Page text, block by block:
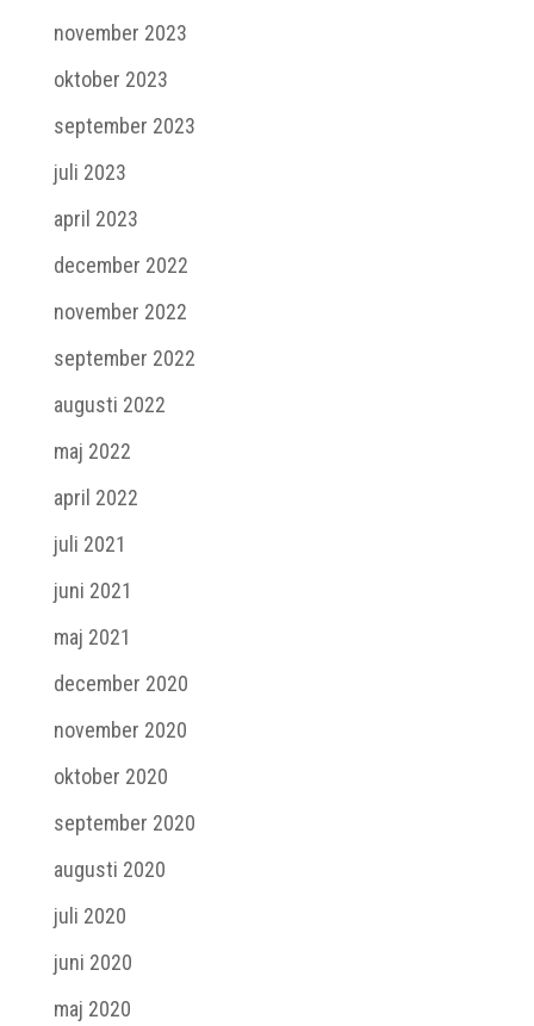
november 2023
oktober 2023
september 2023
juli 2023
april 2023
december 2022
november 2022
september 2022
augusti 2022
maj 2022
april 2022
juli 2021
juni 2021
maj 2021
december 2020
november 2020
oktober 2020
september 2020
augusti 2020
juli 2020
juni 2020
maj 2020